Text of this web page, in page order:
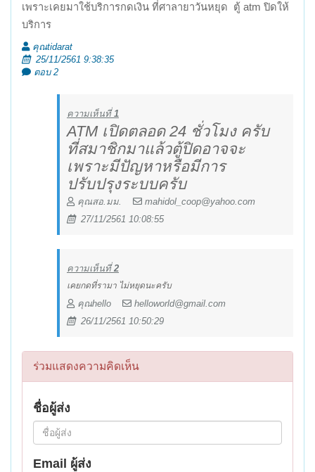
เพราะเคยมาใช้บริการกดเงิน ที่ศาลายาวันหยุด ตู้ atm ปิดให้
บริการ
คุณtidarat
25/11/2561 9:38:35
ตอบ 2
ความเห็นที่1
ATM เปิดตลอด 24 ชั่วโมง ครับ
ที่สมาชิกมาแล้วตู้ปิดอาจจะ
เพราะมีปัญหาหรือมีการ
ปรับปรุงระบบครับ
คุณสอ.มม.
mahidol_coop@yahoo.com
27/11/2561 10:08:55
ความเห็นที่2
เคยกดที่รามา ไม่หยุดนะครับ
คุณhello
helloworld@gmail.com
26/11/2561 10:50:29
ร่วมแสดงความคิดเห็น
ชื่อผู้ส่ง
Email ผู้ส่ง